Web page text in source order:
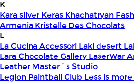
K
Kara silver Keras Khachatryan
Armenia Kristelle Des Chocolats
L
La Cucina Accessori Laki desert
Lara Chocolate Gallery LaserWar
Leather Master`s Studio
Legion Paintball Club Less is more